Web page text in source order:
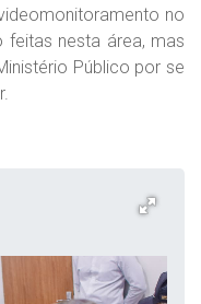
no
nesta área, mas
Público por se